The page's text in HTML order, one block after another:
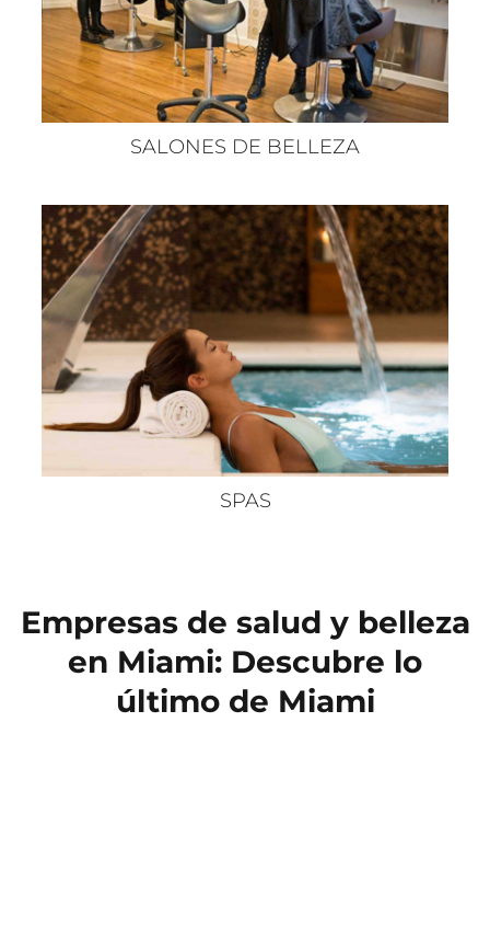
SALONES DE BELLEZA
SPAS
Empresas de salud y belleza
en Miami: Descubre lo
último de Miami